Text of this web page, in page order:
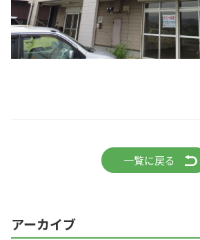
一覧に戻る
アーカイブ